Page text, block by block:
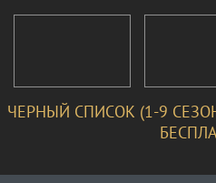
ЧЕРНЫЙ СПИСОК (1-9